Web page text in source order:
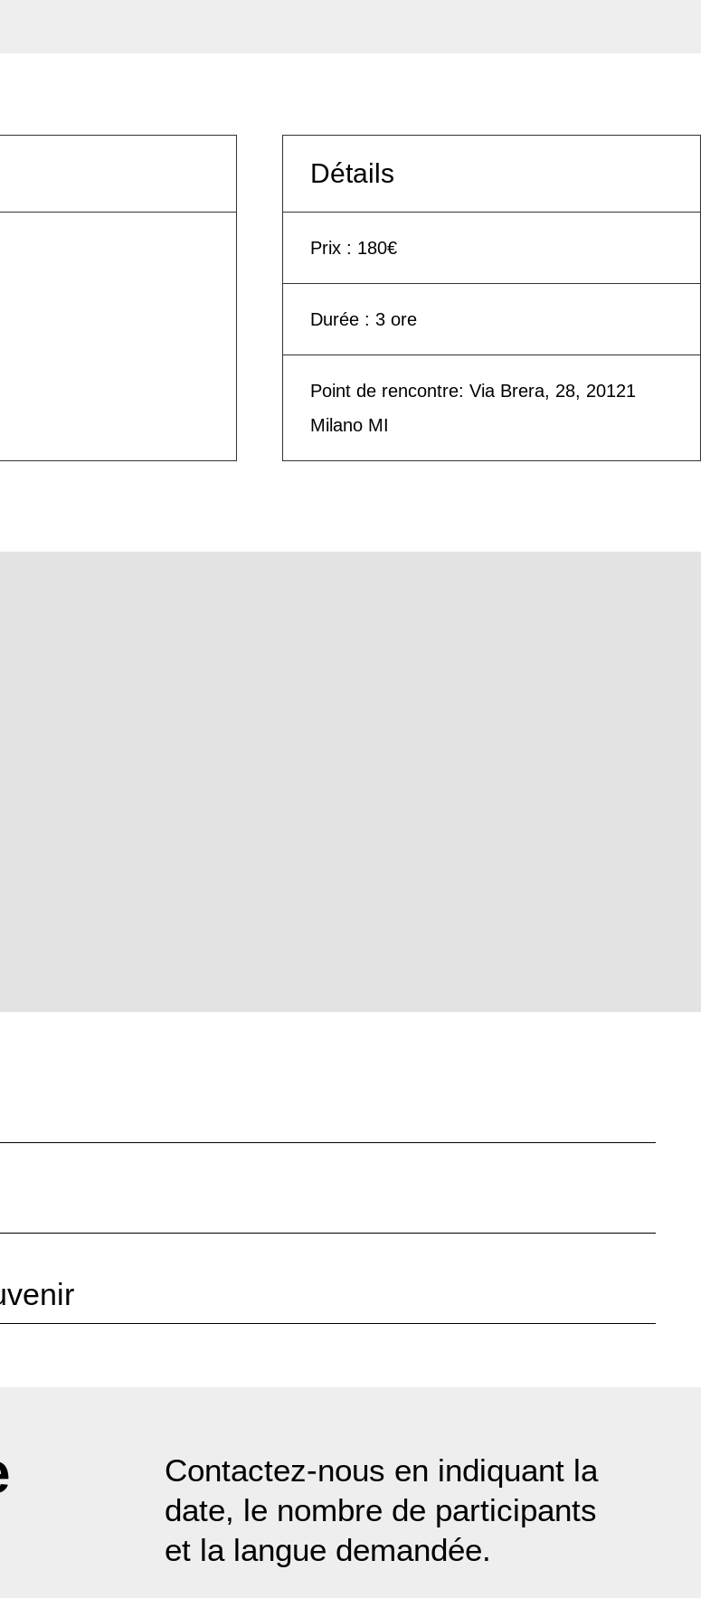
Détails
Prix : 180€
Durée : 3 ore
Point de rencontre: Via Brera, 28, 20121
Milano MI
Contactez-nous en indiquant la
date, le nombre de participants
et la langue demandée.